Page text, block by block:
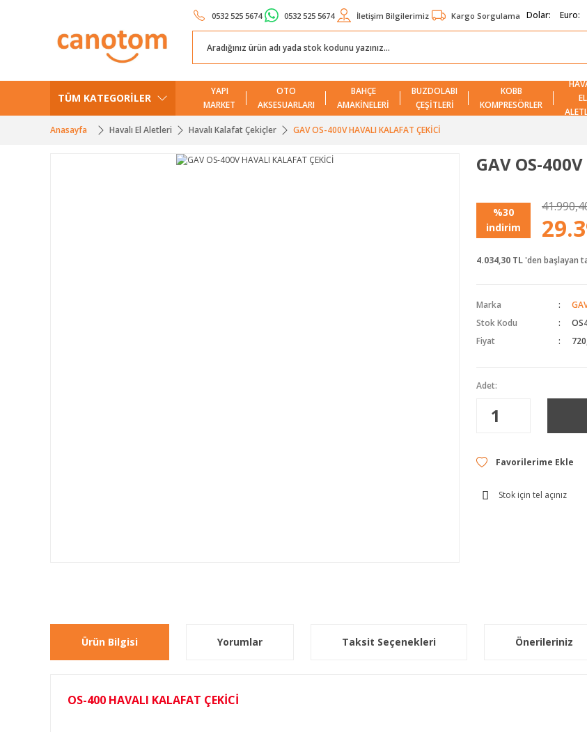
0532 525 5674 0532 525 5674 İletişim Bilgilerimiz Kargo Sorgulama Dolar: Euro:
TÜM KATEGORİLER
YAPI
MARKET
OTO
AKSESUARLARI
BAHÇE
AMAKİNELERİ
BUZDOLABI
ÇEŞİTLERİ
KOBB
KOMPRESÖRLER
EL
Anasayfa
Havalı El Aletleri Havalı Kalafat Çekiçler GAV OS-400V HAVALI KALAFAT ÇEKİCİ
GAV OS-
%30
indirim
4.034,30 TL'den başlayan
Marka
Stok Kodu
Fiyat
Adet:
Stok için tel açınız
Ürün Bilgisi Yorumlar Taksit Seçenekleri Önerileriniz
OS-400 HAVALI KALAFAT ÇEKİCİ